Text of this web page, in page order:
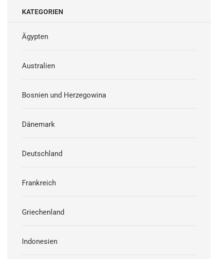
KATEGORIEN
Ägypten
Australien
Bosnien und Herzegowina
Dänemark
Deutschland
Frankreich
Griechenland
Indonesien